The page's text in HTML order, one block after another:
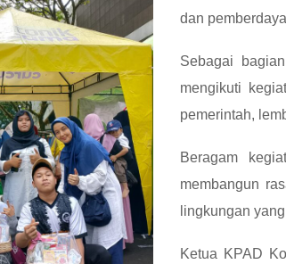
dan
Sebagai
mengikuti
pemerintah,
Beragam
membangun
lingkungan
Ketua KPAD